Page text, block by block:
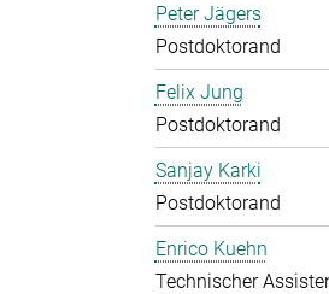
Peter Jägers
Postdoktorand
Felix Jung
Postdoktorand
Sanjay Karki
Postdoktorand
Enrico Kuehn
Technischer